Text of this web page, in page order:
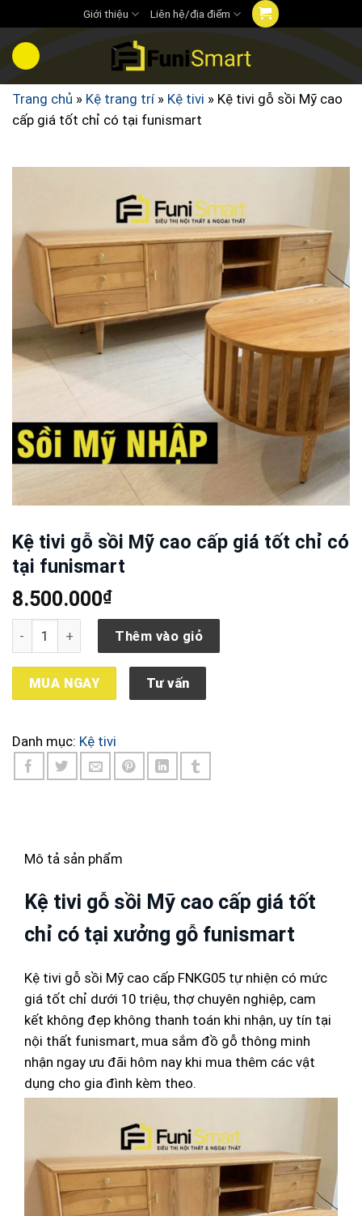
đến
nội
dung
Giới thiệu Liên hệ/địa điểm
Trang chủ » Kệ trang trí » Kệ tivi » Kệ tivi gỗ sồi Mỹ cao
cấp giá tốt chỉ có tại funismart
Kệ tivi gỗ sồi Mỹ cao cấp giá tốt chỉ có
tại funismart
8.500.000₫
Kệ tivi gỗ sồi Mỹ cao cấp giá tốt chỉ có tại funismart số
Thêm vào giỏ
MUA NGAY Tư vấn
Danh mục: Kệ tivi
Mô tả sản phẩm
Kệ tivi gỗ sồi Mỹ cao cấp giá tốt
chỉ có tại xưởng gỗ funismart
Kệ tivi gỗ sồi Mỹ cao cấp FNKG05 tự nhiện có mức
giá tốt chỉ dưới 10 triệu, thợ chuyên nghiệp, cam
kết không đẹp không thanh toán khi nhận, uy tín tại
nội thất funismart, mua sắm đồ gỗ thông minh
nhận ngay ưu đãi hôm nay khi mua thêm các vật
dụng cho gia đình kèm theo.